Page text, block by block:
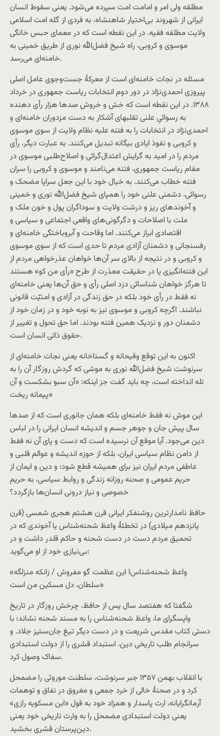
مطلقه ولی امر و امامت امت سپرده می‌شود. یعنی سقوط انسان
ایرانی از شهروند بی‌اختیار شاهنشاه، به فردی از گله امت اسلامی
ولایت مطلقه فقیه. در این نقطه است که در معمای حبس خانگی
موسوی و کروبی، راه شیخ فضل‌الله نوری از طریق خمینی به
خامنه‌ای می‌رسد.
مسئله در نجات خامنه‌ای است از معرکهٔ جست‌و‌جوی عامل اصلی
پیروزی احمدی‌نژاد در دور دوم انتخابات ریاست جمهوری در خرداد
۱۳۸۸. در این نقطه است که خش و خروش صد‌ها هزار رأی دهنده
به رسوائیِ علنی تقلبهای آشکار به دست مزدوران خامنه‌ای و
احمدی‌نژاد در انتخابات را به فتنه علیه نظام ولایت از سوی موسوی
و کروبی و نفوذ ایادی بیگانه تبدیل می‌کنند. به عبارت دیگر، رأی
مردم را در امید به گرایش اعتدال‌گرائی و اصلاح‌طلبی موسوی در
مقام ریاست جمهوری، فتنه می‌نامند و موسوی و کروبی را سران
فتنه خطاب می‌کنند. به خیال خود با این جعل سراپا مضحک و
رسوائی، دشمنی علنی خود را همپای شیخ فضل‌الله نوری و خمینی
و آخوندهای ریز و درشت ولایت و سوداگران پول و خون ملک و
ملت با اصلاحات و دگرگونی‌های واقعی اجتماعی و سیاسی و
اقتصادی ابراز می‌کنند. اما وقاحت و آبروباختگی خامنه‌ای و
رفسنجانی و دشمنان آزادی مردم تا حدی است که از سوی موسوی
و کروبی و در نتیجه از بالای سر آن‌ها خواهان عذرخواهی مردم از
این فتنه‌انگیزی یا در حقیقت معذرت از طرح «رأی من کو» هستند
تا هرگز خواهان شناسائی دزد اصلی رأی و حق آن‌ها یعنی خامنه‌ای
نه فقط در رأی خود بلکه در حق زندگی در آزادی و امنیّت قانونی
نباشند. اگرچه کروبی و موسوی نیز به نوبه خود و در زمان خود از
دشمنان دور و نزدیک همین فتنه بودند. اما حق تحول و تغییر از
حقوق ذاتی انسان است.
اکنون به این توقع وقیحانه و گستاخانه یعنی نجات خامنه‌ای از
سرنوشت شیخ فضل‌الله نوری به موشی که گردش روزگار آن را به
تله انداخته است، چه باید گفت جز اینکه: «آن سبو بشکست و آن
پیمانه ریخت»
این موش نه فقط خامنه‌ای بلکه‌‌ همان جانوری است که از صد‌ها
سال پیش جان و جوهر جسم و اندیشه انسان ایرانی را در لباس
دین می‌جود. آیا موقع آن نرسیده است که دست و پای آن نه فقط
از دامن نظام سیاسی ایران، بلکه از حوزه اندیشه و عوالم قلبی و
عاطفی مردم ایران نیز برای همیشه قطع شود؛ و دین و ایمان از
حریم عمومی و صحنه روزانه زندگی و روابط سیاسی، به حریم
خصوصی و نیاز درونی انسان‌ها بازگردد؟
حافظ نامدار‌ترین روشنفکر ایرانی قرن هشتم هجری شمسی (قرن
پانزدهم میلادی) در تخطئهٔ واعظ شحنه‌شناس یا آخوندی که در
تحمیق مردم دست در دست شحنه و حاکم قلدر داشت و در
بی‌نیازی خود از او می‌گوید:
«واعظ شحنه‌شناس! این عظمت گو مفروش / زانکه منزلگه
سلطان، دل مسکین من است»
شگفتا که هفتصد سال پس از حافظ، چرخش روزگار در تاریخ
واپسگرای ما، واعظ شحنه‌شناس را به مسند شحنه نشاند؛ با
دستی کتاب مقدس شریعت و در دست دیگر تیغ جان‌ستیز جلاد. و
سرانجام طلب تاریخی دین، استبداد قشری را از دولت استبدادی
سفاک وصول کرد.
با انقلاب بهمن ۱۳۵۷ جبر سرنوشت، سلطنت موروثی را مضمحل
کرد و در صحنهٔ خالی از خرد جمعی و مغروق در نفاق و توهمات
آرمانگرایانه، ارث پاسدار و همزاد خود به قول «ابن مسکویه رازی»
یعنی دولت استبدادی مضمحل را به وارث تاریخی خود یعنی
دین‌پرستان قشری بخشید.